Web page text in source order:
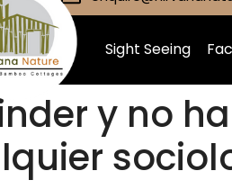
Sight Seeing
y no